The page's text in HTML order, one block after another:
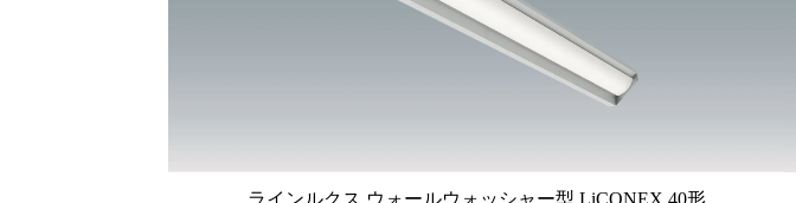
ラインルクス ウォールウォッシャー型 LiCONEX 40形